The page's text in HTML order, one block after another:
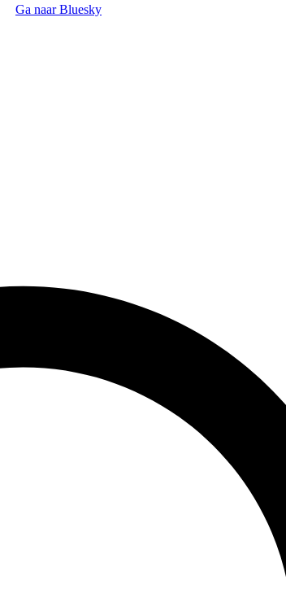
Ga naar Bluesky